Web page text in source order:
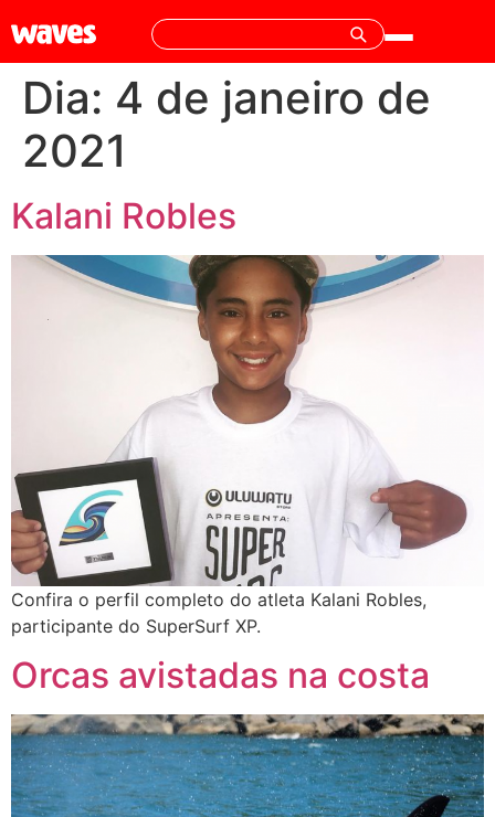
Dia: 4 de janeiro de
2021
Kalani Robles
Confira o perfil completo do atleta Kalani Robles,
participante do SuperSurf XP.
Orcas avistadas na costa